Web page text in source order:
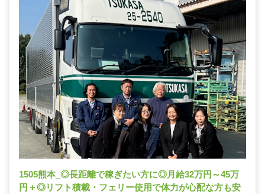
1505熊本_◎長距離で稼ぎたい方に◎月給32万円～45万
円＋◎リフト積載・フェリー使用で体力が心配な方も安